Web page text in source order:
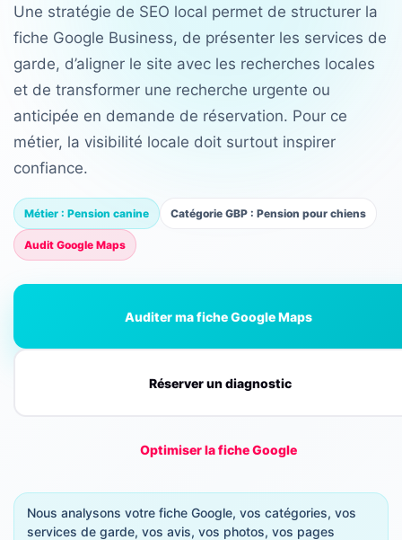
Une stratégie de SEO local permet de structurer la
fiche Google Business, de présenter les services de
garde, d’aligner le site avec les recherches locales
et de transformer une recherche urgente ou
anticipée en demande de réservation. Pour ce
métier, la visibilité locale doit surtout inspirer
confiance.
Métier : Pension canine Catégorie GBP : Pension pour chiens
Audit Google Maps
Auditer ma fiche Google Maps
Réserver un diagnostic
Optimiser la fiche Google
Nous analysons votre fiche Google, vos catégories, vos
services de garde, vos avis, vos photos, vos pages